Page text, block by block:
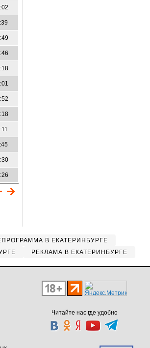
В ЕКАТЕРИНБУРГЕ
РЕКЛАМА В ЕКАТЕРИНБУРГЕ
Читайте нас где удобно